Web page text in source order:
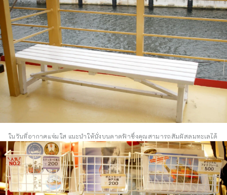
ในวันที่อากาศแจ่มใส แนะนำให้นั่งบนดาดฟ้าซึ่งคุณสามารถสัมผัสลมทะเลได้